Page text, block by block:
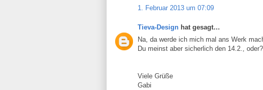
1. Februar 2013 um 07:09
Tieva-Design hat gesagt…
Na, da werde ich mich mal ans Werk
Du meinst aber sicherlich den 14.2.,
Viele Grüße
Gabi